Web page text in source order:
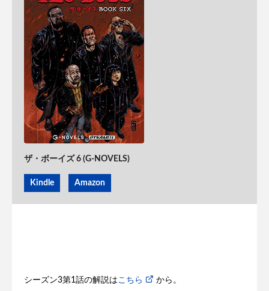
ザ・ボーイズ 6 (G-NOVELS)
Kindle Amazon
シーズン3第1話の解説はこちら から。